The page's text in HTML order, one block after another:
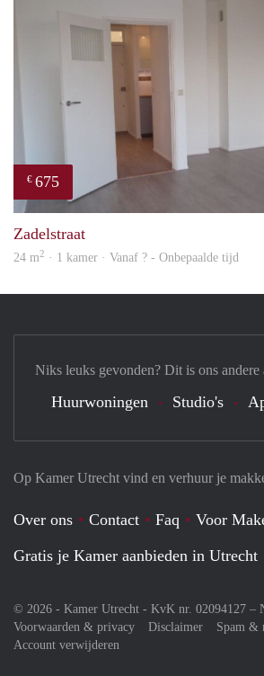
€ 675
Zadelstraat
24 m2 · 1 kamer · Vanaf ? - Onbepaalde tijd
Op Kamer Utrecht vind en verhuur je
Over ons Contact Faq
Voor
Gratis je Kamer aanbieden in Utrecht
© 2026 - Kamer Utrecht - KvK nr. 02094127 –
Voorwaarden & privacy
Disclaimer
Spam &
Account verwijderen
Niks leuks gevonden? Dit is ons
Huurwoningen Studio's